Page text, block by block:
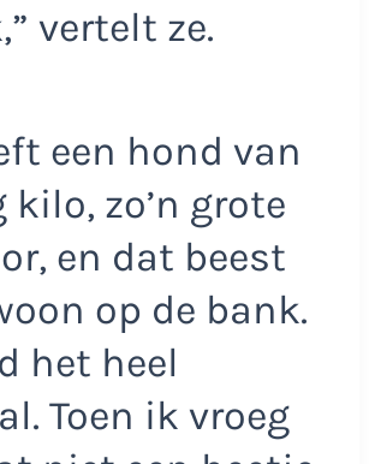
vertelt ze.
een hond van
zo’n grote
en dat beest
op de bank.
het heel
Toen ik vroeg